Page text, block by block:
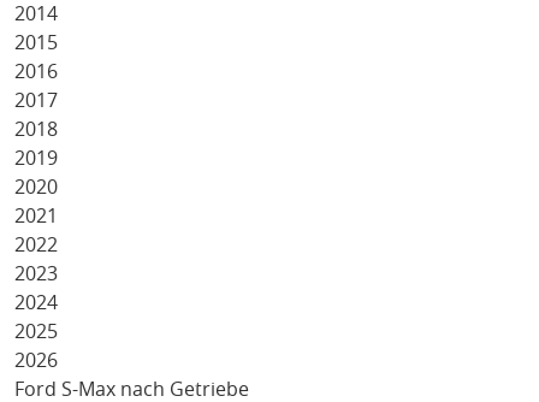
2014
2015
2016
2017
2018
2019
2020
2021
2022
2023
2024
2025
2026
Ford S-Max nach Getriebe